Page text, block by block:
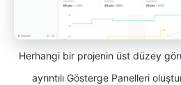
Herhangi bir projenin üst düzey
ayrıntılı Gösterge Panelleri